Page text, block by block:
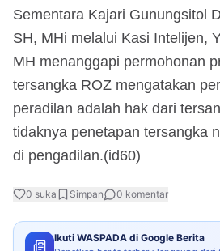
Sementara Kajari Gunungsitol
SH, MHi melalui Kasi Intelijen,
MH menanggapi permohonan
tersangka ROZ mengatakan
peradilan adalah hak dari
tidaknya penetapan tersangka
di pengadilan.(id60)
0 suka Simpan 0 komentar
Ikuti WASPADA di Google Berita